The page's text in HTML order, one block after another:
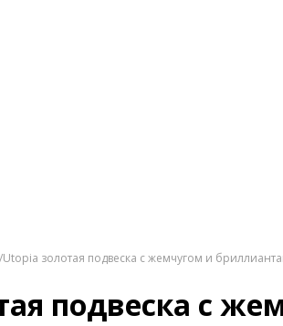
/Utopia золотая подвеска с жемчугом и
подвеска с